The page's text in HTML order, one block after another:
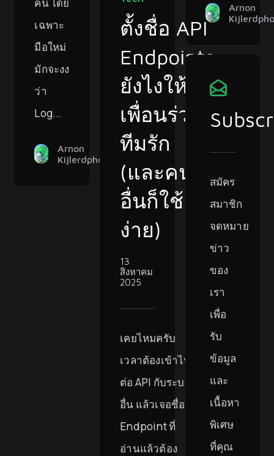
Arnon
เฉพาะ
มือใหม่
มักจะงง
ว่า
Log...
Arnon
Kijlerdphon
ตั้งชื่อ API
Endpoints
ยังไงให้
เพื่อนร่วม
ทีมรัก
(และคน
อื่นก็ใช้
ง่าย)
13
สิงหาคม
2025
เคยไหมครับ
เวลาต้องเข้าไป
ต่อ API กับระบบ
อื่น แล้วเจอชื่อ
Endpoint ที่
อ่านแล้วต้อง
สมัคร
สมาชิก
จดหมาย
ข่าว
ของ
เรา
เพื่อ
รับ
ข้อมูล
และ
เนื้อหา
พิเศษ
ที่คุณ